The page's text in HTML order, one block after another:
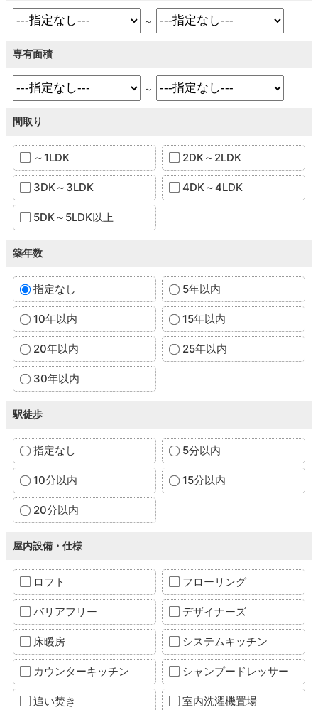
～
専有面積
～
間取り
～1LDK 2DK～2LDK
3DK～3LDK 4DK～4LDK
5DK～5LDK以上
築年数
指定なし 5年以内
10年以内 15年以内
20年以内 25年以内
30年以内
駅徒歩
指定なし 5分以内
10分以内 15分以内
20分以内
屋内設備・仕様
ロフト フローリング
バリアフリー デザイナーズ
床暖房 システムキッチン
カウンターキッチン シャンプードレッサー
追い焚き 室内洗濯機置場